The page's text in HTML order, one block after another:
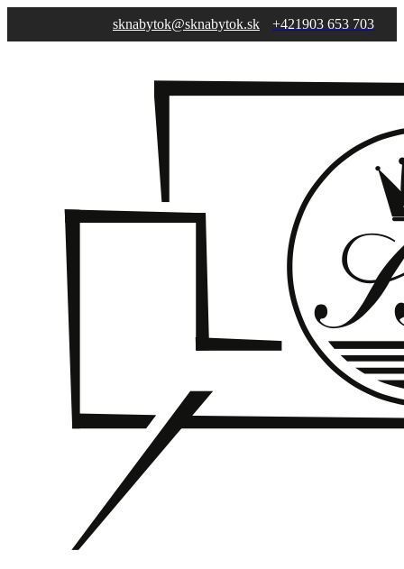
sknabytok@sknabytok.sk +421903 653 703